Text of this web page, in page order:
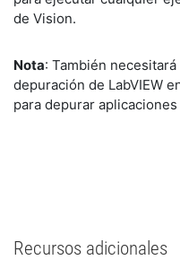
de Vision.
Nota: También
depuración de LabVIEW
para depurar aplicaciones
Recursos adicionales